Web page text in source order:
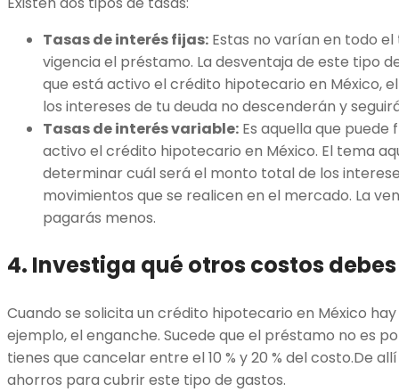
Tasas de interés fijas: Estas no varían en todo
vigencia el préstamo. La desventaja de este tipo
que está activo el crédito hipotecario en México,
los intereses de tu deuda no descenderán y
Tasas de interés variable: Es aquella que
activo el crédito hipotecario en México. El tema
determinar cuál será el monto total de los
movimientos que se realicen en el mercado. La
pagarás menos.
4. Investiga qué otros costos
Cuando se solicita un crédito hipotecario en México
ejemplo, el enganche. Sucede que el préstamo no es
tienes que cancelar entre el 10 % y 20 % del costo.De
ahorros para cubrir este tipo de gastos.